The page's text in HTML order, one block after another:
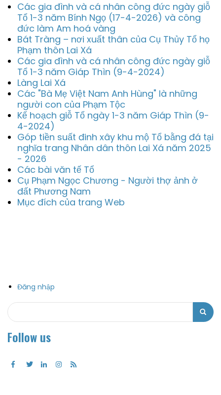
Các gia đình và cá nhân công đức ngày giỗ
Tổ 1-3 năm Bính Ngọ (17-4-2026) và công
đức làm Am hoá vàng
Bát Tràng – nơi xuất thân của Cụ Thủy Tổ họ
Phạm thôn Lai Xá
Các gia đình và cá nhân công đức ngày giỗ
Tổ 1-3 năm Giáp Thìn (9-4-2024)
Làng Lai Xá
Các "Bà Mẹ Việt Nam Anh Hùng" là những
người con của Phạm Tộc
Kế hoạch giỗ Tổ ngày 1-3 năm Giáp Thìn (9-
4-2024)
Góp tiền suất đinh xây khu mộ Tổ bằng đá tại
nghĩa trang Nhân dân thôn Lai Xá năm 2025
- 2026
Các bài văn tế Tổ
Cụ Phạm Ngọc Chương - Người thợ ảnh ở
đất Phương Nam
Mục đích của trang Web
Đăng nhập
Search
Search
Follow us